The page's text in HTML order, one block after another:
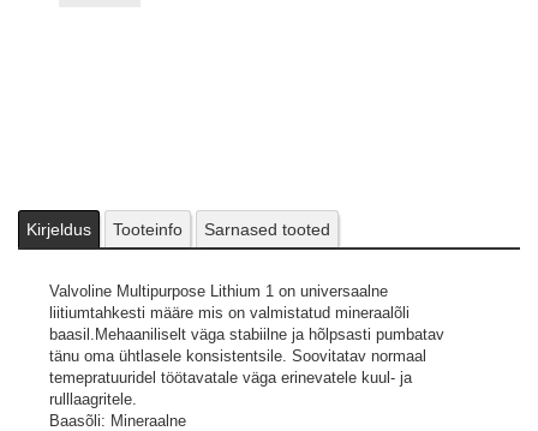
Kirjeldus Tooteinfo Sarnased tooted
Valvoline Multipurpose Lithium 1 on universaalne
liitiumtahkesti määre mis on valmistatud mineraalõli
baasil.Mehaaniliselt väga stabiilne ja hõlpsasti pumbatav
tänu oma ühtlasele konsistentsile. Soovitatav normaal
temepratuuridel töötavatale väga erinevatele kuul- ja
rulllaagritele.
Baasõli: Mineraalne